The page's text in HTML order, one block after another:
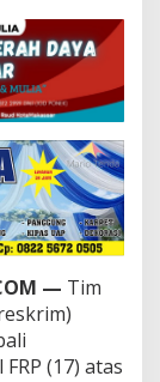
— Tim
(17) atas